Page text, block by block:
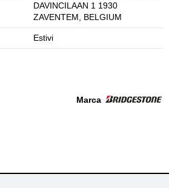
DAVINCILAAN 1 1930
ZAVENTEM, BELGIUM
Estivi
Marca